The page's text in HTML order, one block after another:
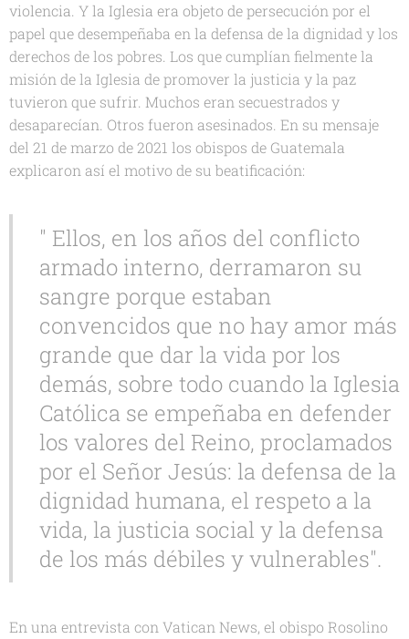
violencia. Y la Iglesia era objeto de persecución por el
papel que desempeñaba en la defensa de la dignidad y los
derechos de los pobres. Los que cumplían fielmente la
misión de la Iglesia de promover la justicia y la paz
tuvieron que sufrir. Muchos eran secuestrados y
desaparecían. Otros fueron asesinados. En su mensaje
del 21 de marzo de 2021 los obispos de Guatemala
explicaron así el motivo de su beatificación:
" Ellos, en los años del conflicto
armado interno, derramaron su
sangre porque estaban
convencidos que no hay amor más
grande que dar la vida por los
demás, sobre todo cuando la Iglesia
Católica se empeñaba en defender
los valores del Reino, proclamados
por el Señor Jesús: la defensa de la
dignidad humana, el respeto a la
vida, la justicia social y la defensa
de los más débiles y vulnerables".
En una entrevista con Vatican News, el obispo Rosolino